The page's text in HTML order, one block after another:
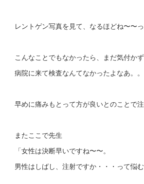
レントゲン写真を見て、なるほどね〜〜っ
こんなことでもなかったら、まだ気付かず
病院に来て検査なんてなかったよなあ。。
早めに痛みもとって方が良いとのことで注
またここで先生
「女性は決断早いですね〜〜。
男性はしばし、注射ですか・・・って悩む